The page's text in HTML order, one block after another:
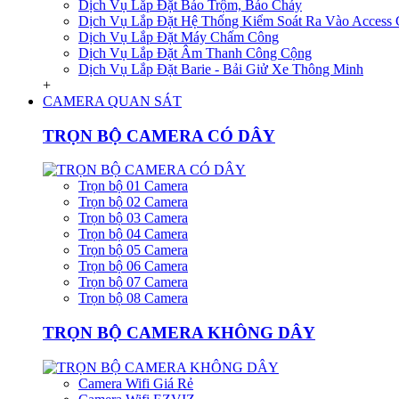
Dịch Vụ Lắp Đặt Báo Trộm, Báo Cháy
Dịch Vụ Lắp Đặt Hệ Thống Kiểm Soát Ra Vào Access
Dịch Vụ Lắp Đặt Máy Chấm Công
Dịch Vụ Lắp Đặt Âm Thanh Công Cộng
Dịch Vụ Lắp Đặt Barie - Bải Giử Xe Thông Minh
+
CAMERA QUAN SÁT
TRỌN BỘ CAMERA CÓ DÂY
Trọn bộ 01 Camera
Trọn bộ 02 Camera
Trọn bộ 03 Camera
Trọn bộ 04 Camera
Trọn bộ 05 Camera
Trọn bộ 06 Camera
Trọn bộ 07 Camera
Trọn bộ 08 Camera
TRỌN BỘ CAMERA KHÔNG DÂY
Camera Wifi Giá Rẻ